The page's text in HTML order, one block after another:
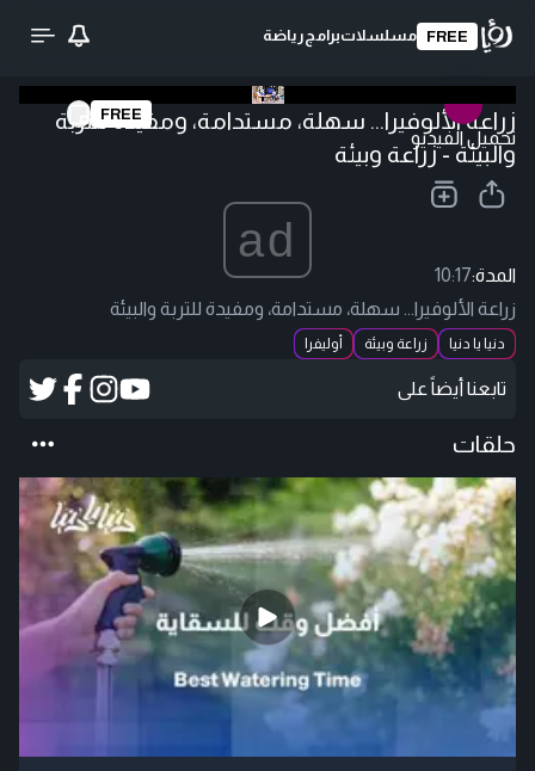
FREE مسلسلاتبرامج رياضة
تحميل الفيديو
FREE
زراعة الألوفيرا... سهلة، مستدامة، ومفيدة للتربة
والبيئة - زراعة وبيئة
ad
المدة:10:17
زراعة الألوفيرا... سهلة، مستدامة، ومفيدة للتربة والبيئة
دنيا يا دنيا زراعة وبيئة أوليفرا
تابعنا أيضاً على
حلقات